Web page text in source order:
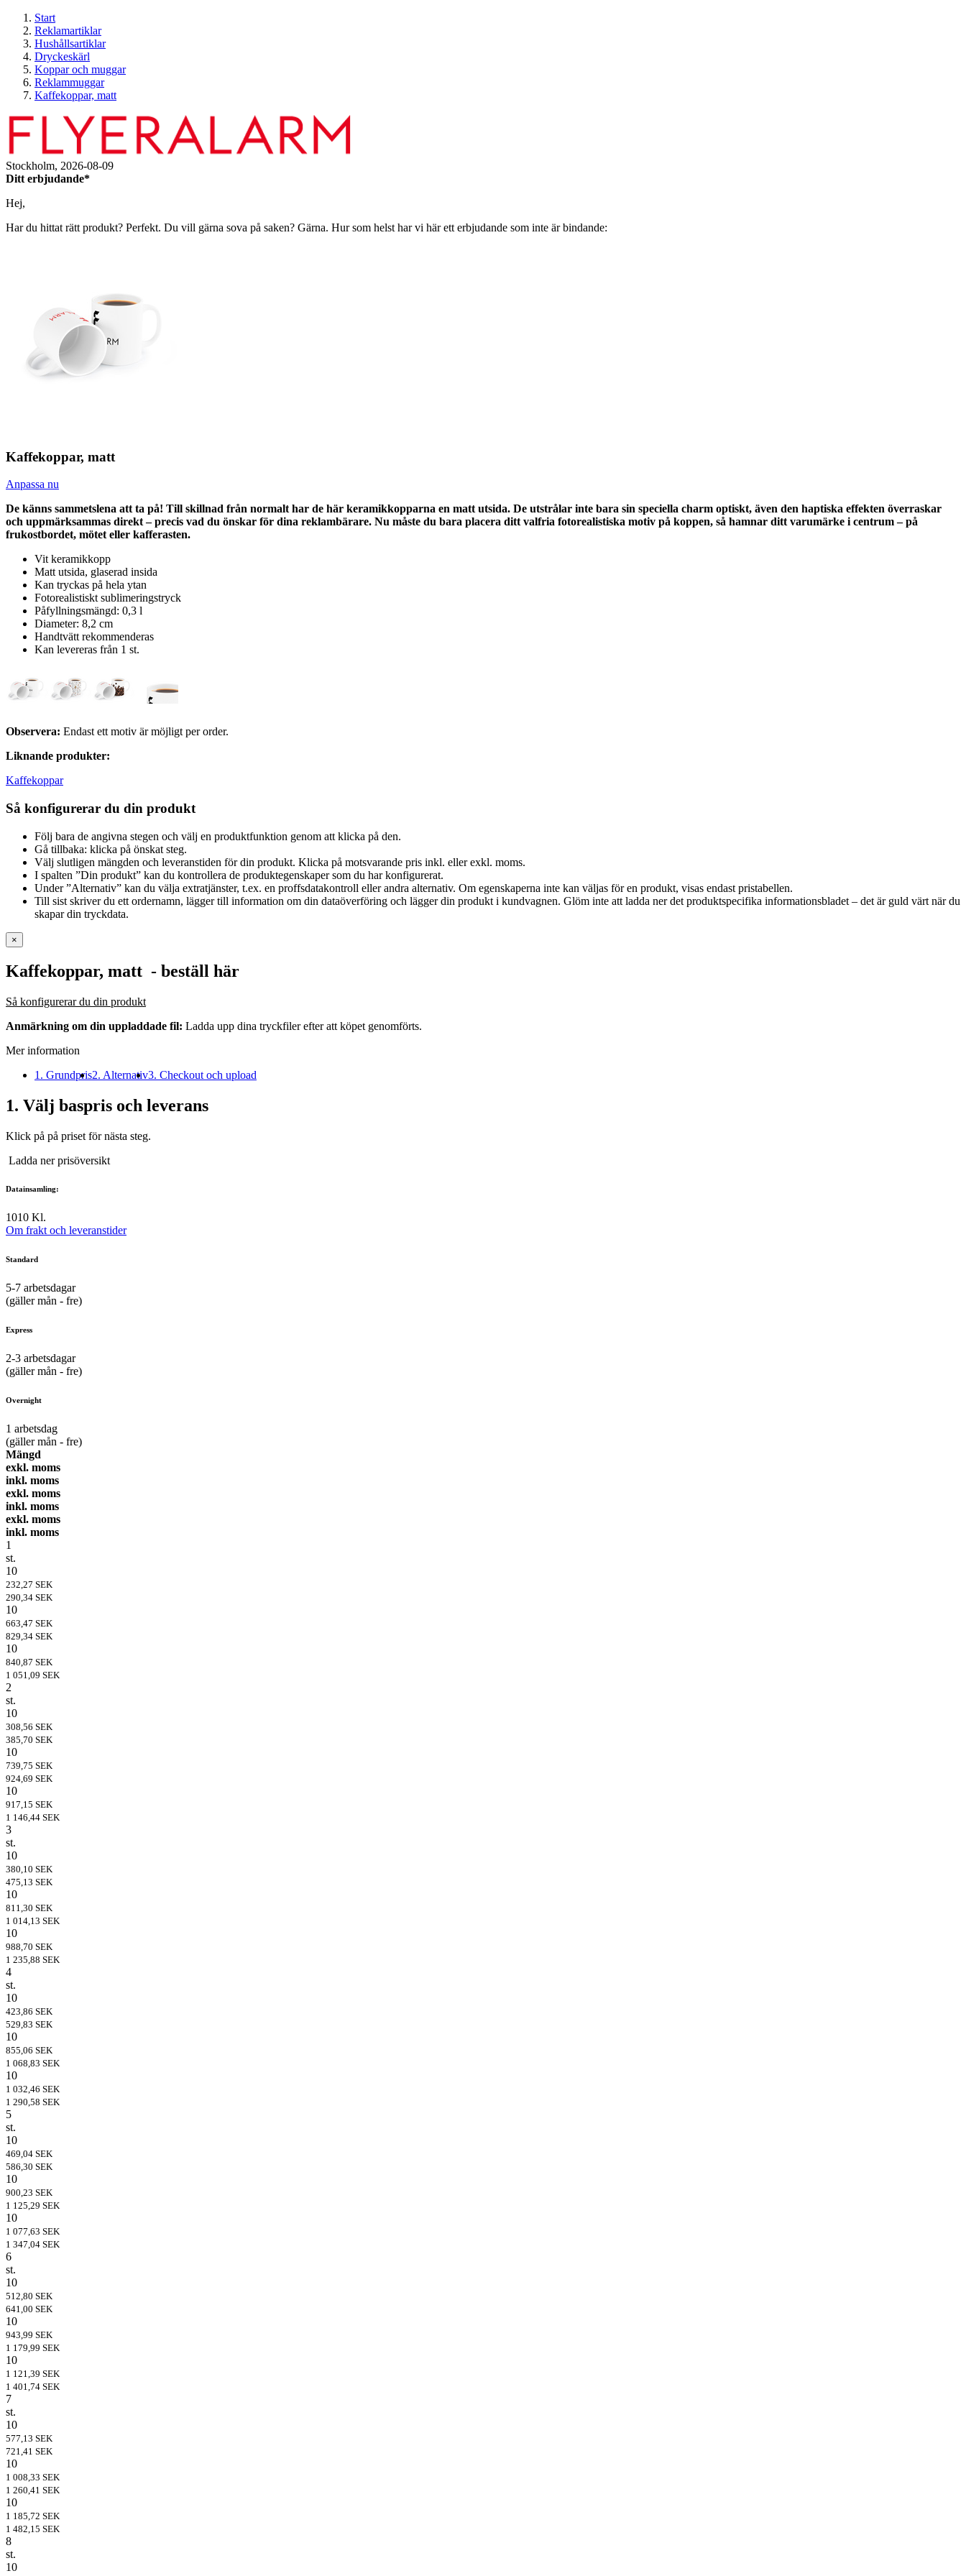
Start
Reklamartiklar
Hushållsartiklar
Dryckeskärl
Koppar och muggar
Reklammuggar
Kaffekoppar, matt
Stockholm, 2026-08-09
Ditt erbjudande*
Hej,
Har du hittat rätt produkt? Perfekt. Du vill gärna sova på saken? Gärna. Hur som helst har vi här ett erbjudande som inte är bindande:
Kaffekoppar, matt
Anpassa nu
De känns sammetslena att ta på! Till skillnad från normalt har de här keramikkopparna en matt utsida. De utstrålar inte bara sin speciella charm optiskt, även den haptiska effekten överraskar
och uppmärksammas direkt – precis vad du önskar för dina reklambärare. Nu måste du bara placera ditt valfria fotorealistiska motiv på koppen, så hamnar ditt varumärke i centrum – på
frukostbordet, mötet eller kafferasten.
Vit keramikkopp
Matt utsida, glaserad insida
Kan tryckas på hela ytan
Fotorealistiskt sublimeringstryck
Påfyllningsmängd: 0,3 l
Diameter: 8,2 cm
Handtvätt rekommenderas
Kan levereras från 1 st.
Observera: Endast ett motiv är möjligt per order.
Liknande produkter:
Kaffekoppar
Så konfigurerar du din produkt
Följ bara de angivna stegen och välj en produktfunktion genom att klicka på den.
Gå tillbaka: klicka på önskat steg.
Välj slutligen mängden och leveranstiden för din produkt. Klicka på motsvarande pris inkl. eller exkl. moms.
I spalten ”Din produkt” kan du kontrollera de produktegenskaper som du har konfigurerat.
Under ”Alternativ” kan du välja extratjänster, t.ex. en proffsdatakontroll eller andra alternativ. Om egenskaperna inte kan väljas för en produkt, visas endast pristabellen.
Till sist skriver du ett ordernamn, lägger till information om din dataöverföring och lägger din produkt i kundvagnen. Glöm inte att ladda ner det produktspecifika informationsbladet – det är guld värt när du
skapar din tryckdata.
×
Kaffekoppar, matt - beställ här
Så konfigurerar du din produkt
Anmärkning om din uppladdade fil: Ladda upp dina tryckfiler efter att köpet genomförts.
Mer information
1. Grundpris2. Alternativ3. Checkout och upload
1. Välj baspris och leverans
Klick på på priset för nästa steg.
Ladda ner prisöversikt
Datainsamling:
1010 Kl.
Om frakt och leveranstider
Standard
5-7 arbetsdagar
(gäller mån - fre)
Express
2-3 arbetsdagar
(gäller mån - fre)
Overnight
1 arbetsdag
(gäller mån - fre)
Mängd
exkl. moms
inkl. moms
exkl. moms
inkl. moms
exkl. moms
inkl. moms
1
st.
10
232,27 SEK
290,34 SEK
10
663,47 SEK
829,34 SEK
10
840,87 SEK
1 051,09 SEK
2
st.
10
308,56 SEK
385,70 SEK
10
739,75 SEK
924,69 SEK
10
917,15 SEK
1 146,44 SEK
3
st.
10
380,10 SEK
475,13 SEK
10
811,30 SEK
1 014,13 SEK
10
988,70 SEK
1 235,88 SEK
4
st.
10
423,86 SEK
529,83 SEK
10
855,06 SEK
1 068,83 SEK
10
1 032,46 SEK
1 290,58 SEK
5
st.
10
469,04 SEK
586,30 SEK
10
900,23 SEK
1 125,29 SEK
10
1 077,63 SEK
1 347,04 SEK
6
st.
10
512,80 SEK
641,00 SEK
10
943,99 SEK
1 179,99 SEK
10
1 121,39 SEK
1 401,74 SEK
7
st.
10
577,13 SEK
721,41 SEK
10
1 008,33 SEK
1 260,41 SEK
10
1 185,72 SEK
1 482,15 SEK
8
st.
10